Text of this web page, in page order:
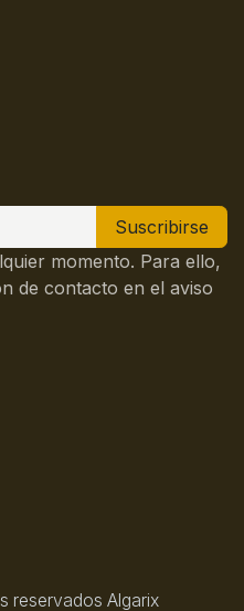
Suscribirse
momento. Para ello,
de contacto en el aviso
reservados Algarix